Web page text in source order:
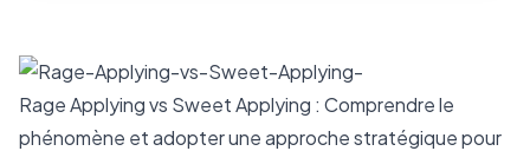
Rage Applying vs Sweet Applying : Comprendre le
phénomène et adopter une approche stratégique pour